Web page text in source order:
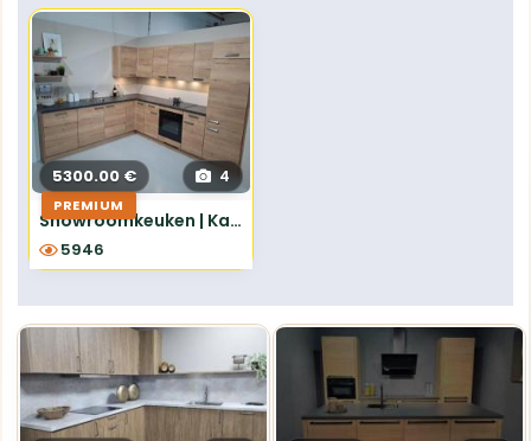
PREMIUM
5300.00 € 4
Showroomkeuken | Kampen | Structura Eiken Sierra
5946